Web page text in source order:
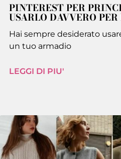
PINTEREST PER
USARLO DAVVERO
Hai sempre desiderato
un tuo armadio
LEGGI DI PIU'